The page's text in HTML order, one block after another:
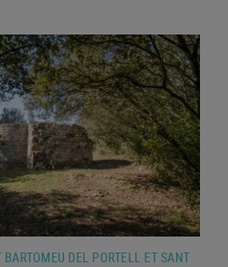
BARTOMEU DEL PORTELL ET SANT